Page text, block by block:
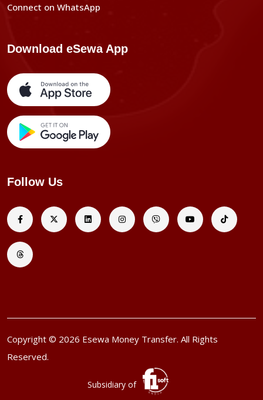
Connect on WhatsApp
Download eSewa App
Follow Us
Copyright © 2026 Esewa Money Transfer. All Rights
Reserved.
Subsidiary of